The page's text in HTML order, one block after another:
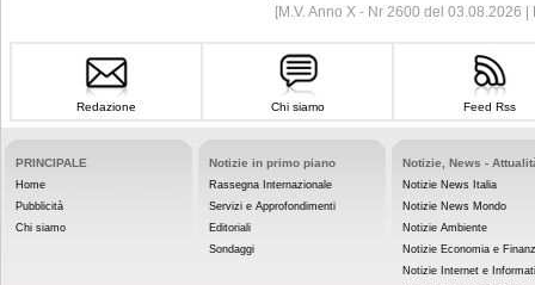
[M.V. Anno X - Nr 2600 del 03.08.2026
Redazione Chi siamo Feed Rss
PRINCIPALE
Home
Pubblicità
Chi siamo
Notizie in primo piano
Rassegna Internazionale
Servizi e Approfondimenti
Editoriali
Sondaggi
Notizie, News -
Notizie News Italia
Notizie News Mondo
Notizie Ambiente
Notizie Economia e
Notizie Internet e